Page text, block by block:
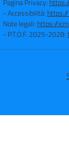
Pagina Privacy:
- Accessibilità:
Note legali: https://
- P.T.O.F. 2025-2028: